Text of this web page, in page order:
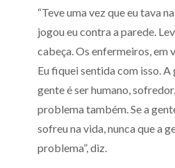
“Teve uma vez que eu tava
jogou eu contra a parede.
cabeça. Os enfermeiros, em
Eu fiquei sentida com isso. A
gente é ser humano,
problema também. Se a
sofreu na vida, nunca que a
problema”, diz.